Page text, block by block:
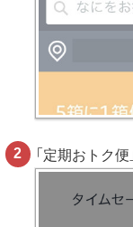
「定期おトク便